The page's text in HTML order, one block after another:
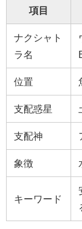
項目
ナクシャト
ラ名
位置
支配惑星
支配神
象徴
キーワード